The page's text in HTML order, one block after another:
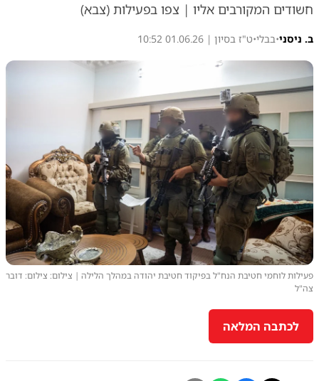
חשודים המקורבים אליו | צפו בפעילות (צבא)
ב. ניסני•בבלי•ט"ז בסיון | 01.06.26 10:52
פעילות לוחמי חטיבת הנח"ל בפיקוד חטיבת יהודה במהלך הלילה | צילום: צילום: דובר
צה"ל
לכתבה המלאה